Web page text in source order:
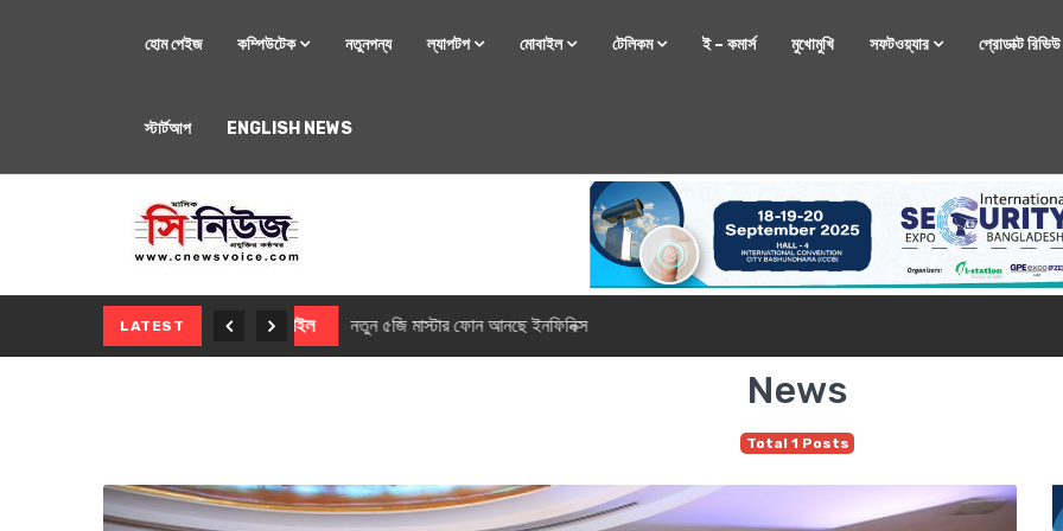
হোম পেইজ কম্পিউটেক নতুনপন্য ল্যাপটপ মোবাইল টেলিকম ই – কমার্স মুখোমুখি সফটওয়্যার প্রোডাক্ট রিভিউ
স্টার্টআপ ENGLISH NEWS
LATEST মোবাইল নতুন সি-সিরিজ স্মার্টফোন নিয়ে আসছে রিয়েলমি
News
Total 1 Posts